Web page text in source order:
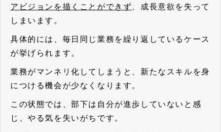
アビジョンを描くことができず、成長意欲を失って
しまいます。
具体的には、毎日同じ業務を繰り返しているケース
が挙げられます。
業務がマンネリ化してしまうと、新たなスキルを身
につける機会が少なくなります。
この状態では、部下は自分が進歩していないと感
じ、やる気を失いがちです。